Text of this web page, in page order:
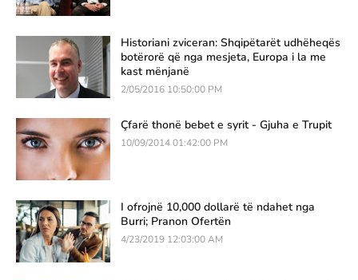
Historiani zviceran: Shqipëtarët udhëheqës
botërorë që nga mesjeta, Europa i la me
kast mënjanë
2/05/2016 10:50:00 PM
Çfarë thonë bebet e syrit - Gjuha e Trupit
10/09/2014 01:42:00 PM
I ofrojnë 10,000 dollarë të ndahet nga
Burri; Pranon Ofertën
4/23/2019 12:03:00 AM